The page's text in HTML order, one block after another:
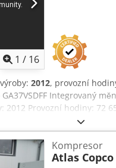
1 / 16
2012, provozní
Integrovaný
2012 Provozní hodiny: 72
Kompresor
Atlas Copco